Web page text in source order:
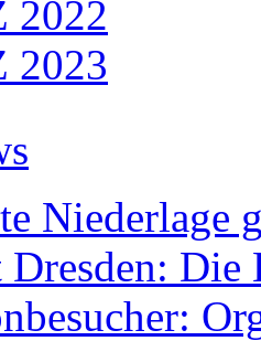
2022
2023
Niederlage
Die